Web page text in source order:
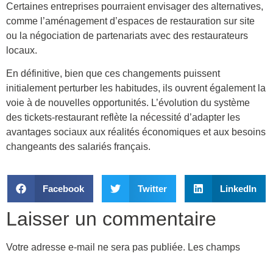
Certaines entreprises pourraient envisager des alternatives,
comme l’aménagement d’espaces de restauration sur site
ou la négociation de partenariats avec des restaurateurs
locaux.
En définitive, bien que ces changements puissent
initialement perturber les habitudes, ils ouvrent également la
voie à de nouvelles opportunités. L’évolution du système
des tickets-restaurant reflète la nécessité d’adapter les
avantages sociaux aux réalités économiques et aux besoins
changeants des salariés français.
Facebook Twitter LinkedIn
Laisser un commentaire
Votre adresse e-mail ne sera pas publiée. Les champs